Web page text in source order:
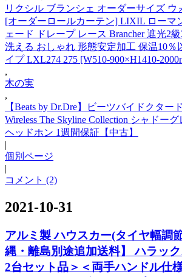
リクシル ブランシェ オーダーサイズ ウ
[オーダーロールカーテン] LIXIL ローマ
ェード ドレープ レース Brancher 遮光2
洗える おしゃれ 形態安定加工 保温10％
イプ LXL274 275 [W510-900×H1410-
,
木の実
,
【Beats by Dr.Dre】ビーツバイドクター
Wireless The Skyline Collection シャドー
ヘッドホン 1週間保証【中古】
|
個別ページ
|
コメント (2)
2021-10-31
アルミ製 ハウスカー(タイヤ幅調
縄・離島別途追加送料】 ハラッ
2台セット品＞＜両手ハンドル仕